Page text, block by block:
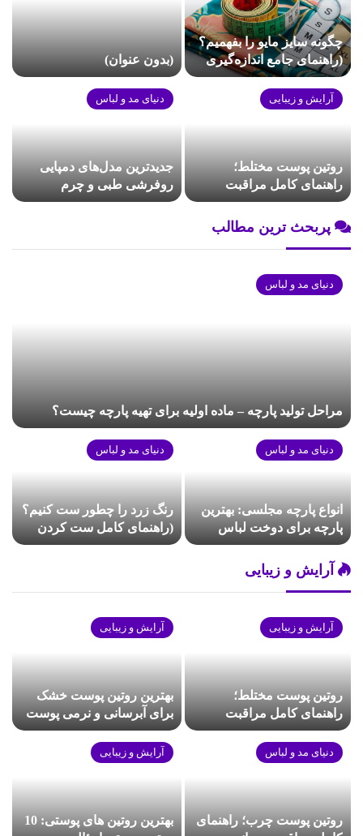
چگونه سایز مایو را بفهمیم؟
(راهنمای جامع اندازه‌گیری
در خانه)
(بدون عنوان)
آرایش و زیبایی
روتین پوست مختلط؛
راهنمای کامل مراقبت
روزانه پوست
دنیای مد و لباس
جدیدترین مدل‌های دمپایی
روفرشی طبی و چرم
پربحث ترین مطالب
دنیای مد و لباس
مراحل تولید پارچه – ماده اولیه برای تهیه پارچه چیست؟
دنیای مد و لباس
انواع پارچه مجلسی: بهترین
پارچه برای دوخت لباس
مجلسی چیست؟
دنیای مد و لباس
رنگ زرد را چطور ست کنیم؟
(راهنمای کامل ست کردن
رنگ زرد)
آرایش و زیبایی
آرایش و زیبایی
روتین پوست مختلط؛
راهنمای کامل مراقبت
روزانه پوست
آرایش و زیبایی
بهترین روتین پوست خشک
برای آبرسانی و نرمی پوست
دنیای مد و لباس
روتین پوست چرب؛ راهنمای
آرایش و زیبایی
بهترین روتین های پوستی: 10